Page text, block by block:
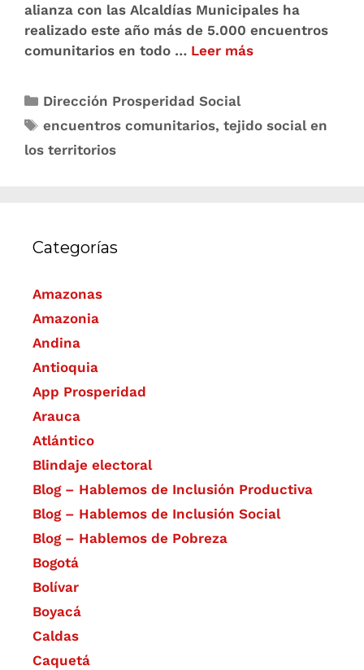
alianza con las Alcaldías Municipales ha
realizado este año más de 5.000 encuentros
comunitarios en todo … Leer más
Dirección Prosperidad Social
encuentros comunitarios,tejido social en
los territorios
Categorías
Amazonas
Amazonia
Andina
Antioquia
App Prosperidad
Arauca
Atlántico
Blindaje electoral
Blog – Hablemos de Inclusión Productiva
Blog – Hablemos de Inclusión Social
Blog – Hablemos de Pobreza
Bogotá
Bolívar
Boyacá
Caldas
Caquetá